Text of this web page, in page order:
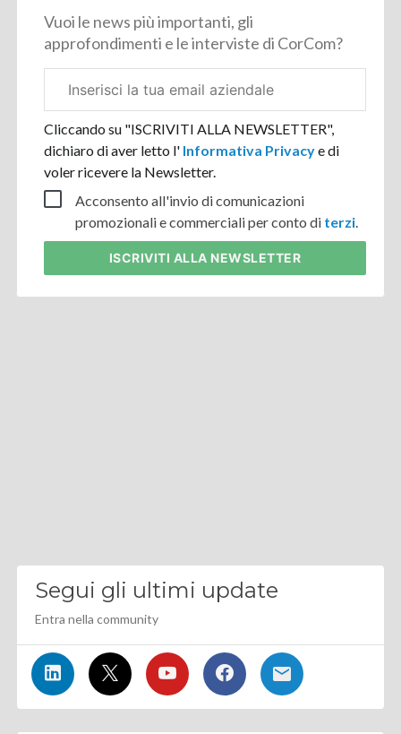
Vuoi le news più importanti, gli
approfondimenti e le interviste di CorCom?
aziendale
Cliccando su "ISCRIVITI ALLA NEWSLETTER",
dichiaro di aver letto l' Informativa Privacye di
voler ricevere la Newsletter.
Acconsento all'invio di comunicazioni
promozionali e commerciali per conto di terzi.
ISCRIVITI ALLA NEWSLETTER
Segui gli ultimi update
Entra nella community